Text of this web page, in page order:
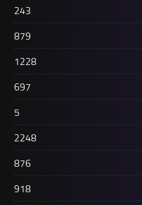
243
879
1228
697
5
2248
876
918